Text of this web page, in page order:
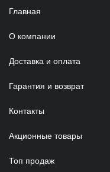
Главная
О компании
Доставка и оплата
Гарантия и возврат
Контакты
Акционные товары
Топ продаж